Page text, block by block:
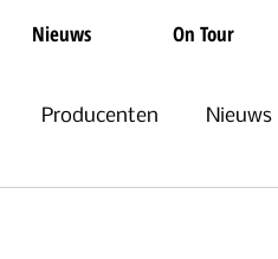
Nieuws On Tour
Producenten Nieuws